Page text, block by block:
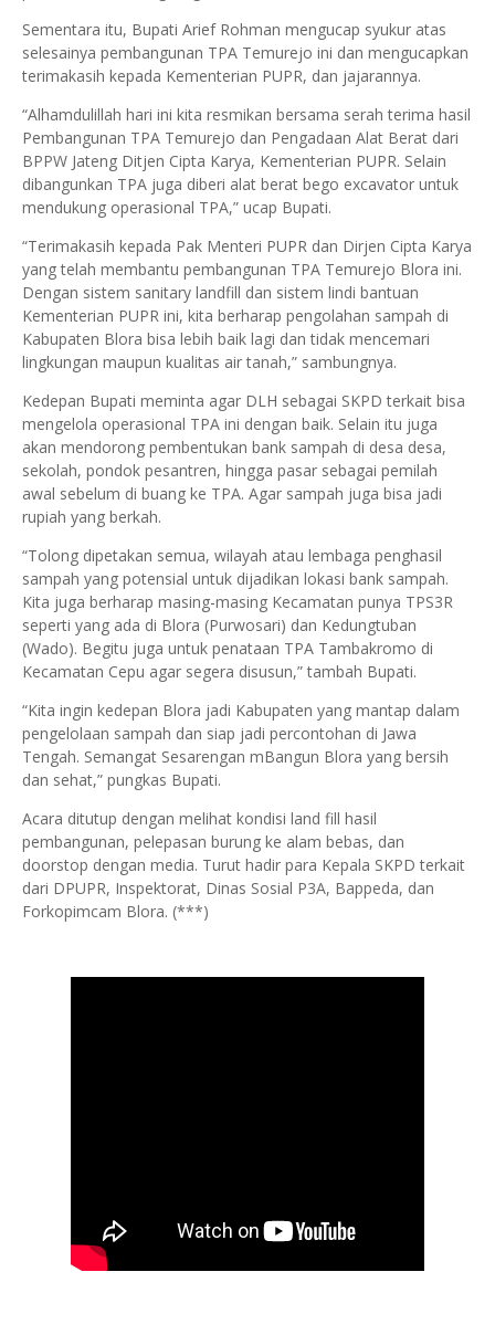
Sementara itu, Bupati Arief Rohman mengucap syukur atas
selesainya pembangunan TPA Temurejo ini dan mengucapkan
terimakasih kepada Kementerian PUPR, dan jajarannya.
“Alhamdulillah hari ini kita resmikan bersama serah terima hasil
Pembangunan TPA Temurejo dan Pengadaan Alat Berat dari
BPPW Jateng Ditjen Cipta Karya, Kementerian PUPR. Selain
dibangunkan TPA juga diberi alat berat bego excavator untuk
mendukung operasional TPA,” ucap Bupati.
“Terimakasih kepada Pak Menteri PUPR dan Dirjen Cipta Karya
yang telah membantu pembangunan TPA Temurejo Blora ini.
Dengan sistem sanitary landfill dan sistem lindi bantuan
Kementerian PUPR ini, kita berharap pengolahan sampah di
Kabupaten Blora bisa lebih baik lagi dan tidak mencemari
lingkungan maupun kualitas air tanah,” sambungnya.
Kedepan Bupati meminta agar DLH sebagai SKPD terkait bisa
mengelola operasional TPA ini dengan baik. Selain itu juga
akan mendorong pembentukan bank sampah di desa desa,
sekolah, pondok pesantren, hingga pasar sebagai pemilah
awal sebelum di buang ke TPA. Agar sampah juga bisa jadi
rupiah yang berkah.
“Tolong dipetakan semua, wilayah atau lembaga penghasil
sampah yang potensial untuk dijadikan lokasi bank sampah.
Kita juga berharap masing-masing Kecamatan punya TPS3R
seperti yang ada di Blora (Purwosari) dan Kedungtuban
(Wado). Begitu juga untuk penataan TPA Tambakromo di
Kecamatan Cepu agar segera disusun,” tambah Bupati.
“Kita ingin kedepan Blora jadi Kabupaten yang mantap dalam
pengelolaan sampah dan siap jadi percontohan di Jawa
Tengah. Semangat Sesarengan mBangun Blora yang bersih
dan sehat,” pungkas Bupati.
Acara ditutup dengan melihat kondisi land fill hasil
pembangunan, pelepasan burung ke alam bebas, dan
doorstop dengan media. Turut hadir para Kepala SKPD terkait
dari DPUPR, Inspektorat, Dinas Sosial P3A, Bappeda, dan
Forkopimcam Blora. (***)